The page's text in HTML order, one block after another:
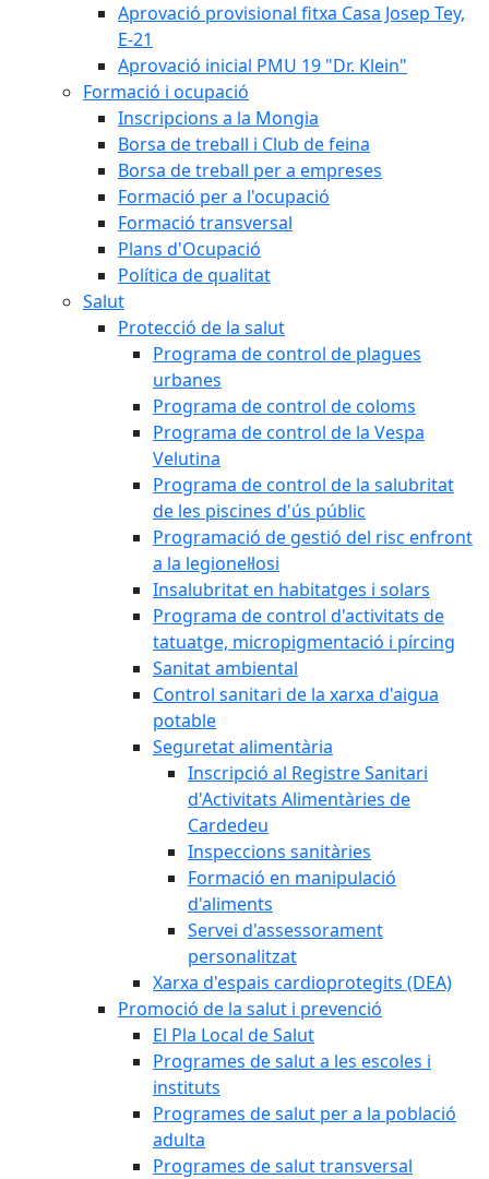
Aprovació provisional fitxa Casa Josep Tey,
E-21
Aprovació inicial PMU 19 "Dr. Klein"
Formació i ocupació
Inscripcions a la Mongia
Borsa de treball i Club de feina
Borsa de treball per a empreses
Formació per a l'ocupació
Formació transversal
Plans d'Ocupació
Política de qualitat
Salut
Protecció de la salut
Programa de control de plagues
urbanes
Programa de control de coloms
Programa de control de la Vespa
Velutina
Programa de control de la salubritat
de les piscines d'ús públic
Programació de gestió del risc enfront
a la legionel·losi
Insalubritat en habitatges i solars
Programa de control d'activitats de
tatuatge, micropigmentació i pírcing
Sanitat ambiental
Control sanitari de la xarxa d'aigua
potable
Seguretat alimentària
Inscripció al Registre Sanitari
d'Activitats Alimentàries de
Cardedeu
Inspeccions sanitàries
Formació en manipulació
d'aliments
Servei d'assessorament
personalitzat
Xarxa d'espais cardioprotegits (DEA)
Promoció de la salut i prevenció
El Pla Local de Salut
Programes de salut a les escoles i
instituts
Programes de salut per a la població
adulta
Programes de salut transversal